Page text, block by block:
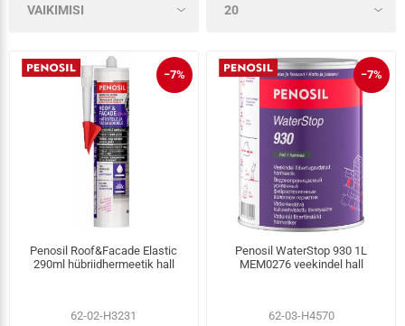
−7%
Penosil Roof&Facade Elastic
290ml hübriidhermeetik hall
62-02-H3231
−7%
Penosil WaterStop 930 1L
MEM0276 veekindel hall
62-03-H4570